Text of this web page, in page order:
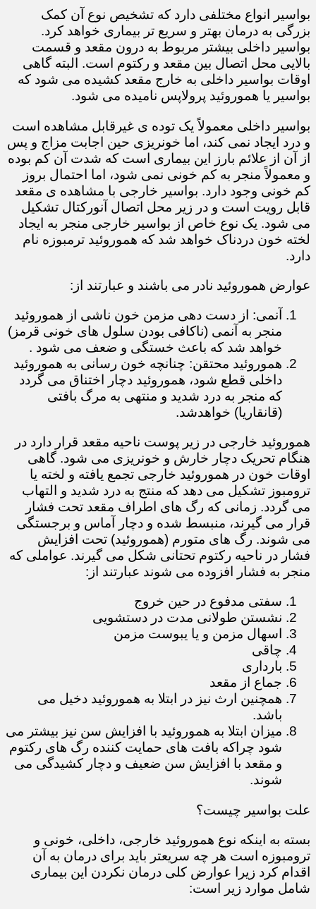
بواسیر انواع مختلفی دارد که تشخیص نوع آن کمک
بزرگی به درمان بهتر و سریع تر بیماری خواهد کرد.
بواسیر داخلی بیشتر مربوط به درون مقعد و قسمت
بالایی محل اتصال بین مقعد و رکتوم است. البته گاهی
اوقات بواسیر داخلی به خارج مقعد کشیده می شود که
بواسیر یا هموروئید پرولاپس نامیده می شود.
بواسیر داخلی معمولاً یک توده ی غیرقابل مشاهده است
و درد ایجاد نمی کند، اما خونریزی حین اجابت مزاج و پس
از آن از علائم بارز این بیماری است که شدت آن کم بوده
و معمولاً منجر به کم خونی نمی شود، اما احتمال بروز
کم خونی وجود دارد. بواسیر خارجی با مشاهده ی مقعد
قابل رویت است و در زیر محل اتصال آنورکتال تشکیل
می شود. یک نوع خاص از بواسیر خارجی منجر به ایجاد
لخته خون دردناک خواهد شد که هموروئید ترمبوزه نام
دارد.
عوارض هموروئید نادر می باشند و عبارتند از:
آنمی: از دست دهی مزمن خون ناشی از هموروئید
منجر به آنمی (ناکافی بودن سلول های خونی قرمز)
خواهد شد که باعث خستگی و ضعف می شود .
هموروئید محتقن: چنانچه خون رسانی به هموروئید
داخلی قطع شود، هموروئید دچار اختناق می گردد
که منجر به درد شدید و منتهی به مرگ بافتی
(قانقاریا) خواهدشد.
هموروئید خارجی در زیر پوست ناحیه مقعد قرار دارد در
هنگام تحریک دچار خارش و خونریزی می شود. گاهی
اوقات خون در هموروئید خارجی تجمع یافته و لخته یا
ترومبوز تشکیل می دهد که منتج به درد شدید و التهاب
می گردد. زمانی که رگ های اطراف مقعد تحت فشار
قرار می گیرند، منبسط شده و دچار آماس و برجستگی
می شوند. رگ های متورم (هموروئید) تحت افزایش
فشار در ناحیه رکتوم تحتانی شکل می گیرند. عواملی که
منجر به فشار افزوده می شوند عبارتند از:
سفتی مدفوع در حین خروج
نشستن طولانی مدت در دستشویی
اسهال مزمن و یا یبوست مزمن
چاقی
بارداری
جماع از مقعد
همچنین ارث نیز در ابتلا به هموروئید دخیل می
باشد.
میزان ابتلا به هموروئید با افزایش سن نیز بیشتر می
شود چراکه بافت های حمایت کننده رگ های رکتوم
و مقعد با افزایش سن ضعیف و دچار کشیدگی می
شوند.
علت بواسیر چیست؟
بسته به اینکه نوع هموروئید خارجی، داخلی، خونی و
ترومبوزه است هر چه سریعتر باید برای درمان به آن
اقدام کرد زیرا عوارض کلی درمان نکردن این بیماری
شامل موارد زیر است: